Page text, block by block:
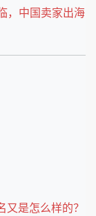
，中国卖家出海
是怎么样的？